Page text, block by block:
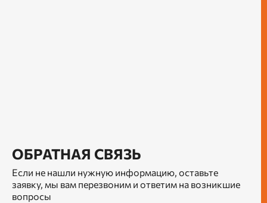
ОБРАТНАЯ СВЯЗЬ
Если не нашли нужную информацию, оставьте
заявку, мы вам перезвоним и ответим на возникшие
вопросы